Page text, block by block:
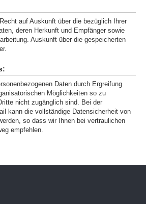
auf Auskunft über die bezüglich Ihrer
deren Herkunft und Empfänger sowie
Auskunft über die gespeicherten
Daten durch Ergreifung
Möglichkeiten so zu
nicht zugänglich sind. Bei der
kann die vollständige Datensicherheit von
so dass wir Ihnen bei vertraulichen
empfehlen.